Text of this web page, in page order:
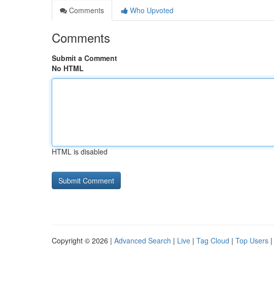
Comments
Who Upvoted
Comments
Submit a Comment
No HTML
HTML is disabled
Copyright © 2026 | Advanced Search | Live | Tag Cloud | Top Users